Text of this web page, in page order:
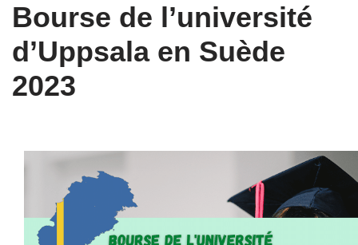
Bourse de l’université
d’Uppsala en Suède
2023